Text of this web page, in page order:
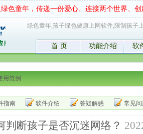
绿色童年，传递一份爱心、连接两个世界、
绿色童年,孩子绿色健康上网软件,限制孩子
首 页 功能介绍 软
用范例
指南 软件介绍 答疑解惑 常见问
判断孩子是否沉迷网络？